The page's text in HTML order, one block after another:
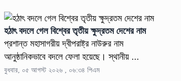
হঠাৎ বদলে গেল বিশ্বের তৃতীয় ক্ষুদ্রতম দেশের নাম
প্রশান্ত মহাসাগরীয় দ্বীপরাষ্ট্র নাউরুর নাম
আনুষ্ঠানিকভাবে বদলে ফেলা হয়েছে। স্থানীয় ...
বুধবার, ০৫ আগস্ট ২০২৬ , ০৬:৩৪ পিএম